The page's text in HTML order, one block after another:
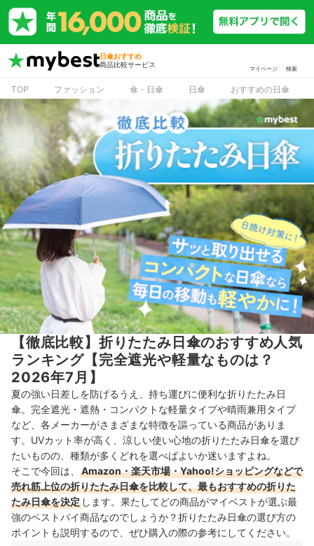
日傘おすすめ
商品比較サービス
マイページ 検索
TOP ファッション 傘・日傘 日傘 おすすめの日傘
【徹底比較】折りたたみ日傘のおすすめ人気
ランキング【完全遮光や軽量なものは？
2026年7月】
夏の強い日差しを防げるうえ、持ち運びに便利な折りたたみ日
傘。完全遮光・遮熱・コンパクトな軽量タイプや晴雨兼用タイプ
など、各メーカーがさまざまな特徴を謳っている商品がありま
す。UVカット率が高く、涼しい使い心地の折りたたみ日傘を選び
たいものの、種類が多くどれを選べばよいか迷いますよね。
そこで今回は、
Amazon・楽天市場・Yahoo!ショッピングなどで
売れ筋上位の折りたたみ日傘を比較して、最もおすすめの折りた
たみ日傘を決定 します。果たしてどの商品がマイベストが選ぶ最
強のベストバイ商品なのでしょうか？折りたたみ日傘の選び方の
ポイントも説明するので、ぜひ購入の際の参考にしてください。